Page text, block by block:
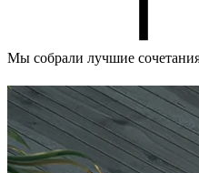
Мы собрали лучшие